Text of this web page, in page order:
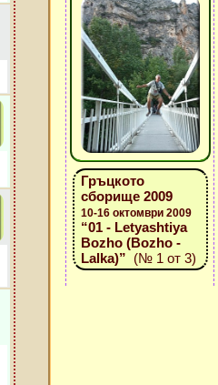
Гръцкото
сборище 2009
10-16 октомври 2009
“01 - Letyashtiya
Bozho (Bozho -
Lalka)” (№ 1 от 3)